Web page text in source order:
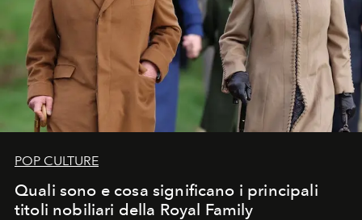
POP CULTURE
Quali sono e cosa significano i principali
titoli nobiliari della Royal Family